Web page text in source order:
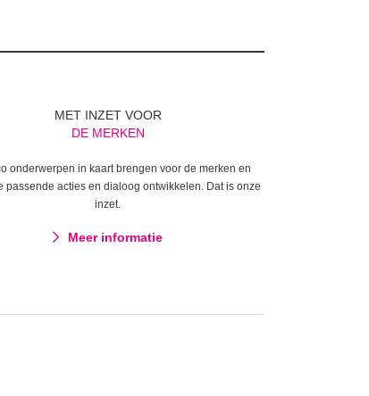
MET INZET VOOR
DE MERKEN
onderwerpen in kaart brengen voor de merken en
passende acties en dialoog ontwikkelen. Dat is onze
inzet.
Meer informatie